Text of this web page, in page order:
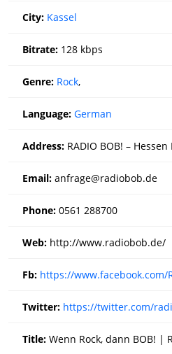
City: Kassel
Bitrate: 128 kbps
Genre: Rock,
Language: German
Address: RADIO BOB! –
Email: anfrage@radiobob.de
Phone: 0561 288700
Web: http://www.radiobob.de/
Fb: https://www.facebook.com/
Twitter: https://twitter.com/
Title: Wenn Rock, dann BOB! |